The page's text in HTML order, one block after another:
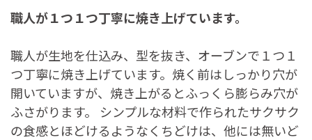
職人が１つ１つ丁寧に焼き上げています。
職人が生地を仕込み、型を抜き、オーブンで１つ１
つ丁寧に焼き上げています。焼く前はしっかり穴が
開いていますが、焼き上がるとふっくら膨らみ穴が
ふさがります。 シンプルな材料で作られたサクサク
の食感とほどけるようなくちどけは、他には無いど